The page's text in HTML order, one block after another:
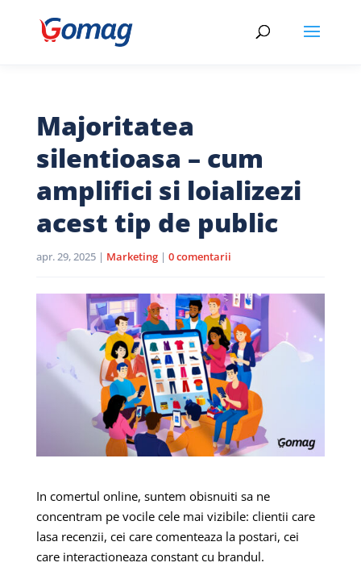
Majoritatea
silentioasa – cum
amplifici si loializezi
acest tip de public
apr. 29, 2025| Marketing| 0 comentarii
In comertul online, suntem obisnuiti sa ne
concentram pe vocile cele mai vizibile: clientii care
lasa recenzii, cei care comenteaza la postari, cei
care interactioneaza constant cu brandul.